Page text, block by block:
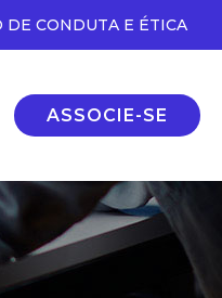
DE CONDUTA E ÉTICA
ASSOCIE-SE